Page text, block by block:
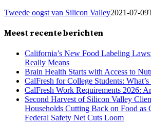
Tweede oogst van Silicon Valley2021-07-
Meest recente berichten
California’s New Food Labeling
Really Means
Brain Health Starts with Access to
CalFresh for College Students:
CalFresh Work Requirements 2026:
Second Harvest of Silicon Valley
Households Cutting Back on Food as
Federal Safety Net Cuts Loom